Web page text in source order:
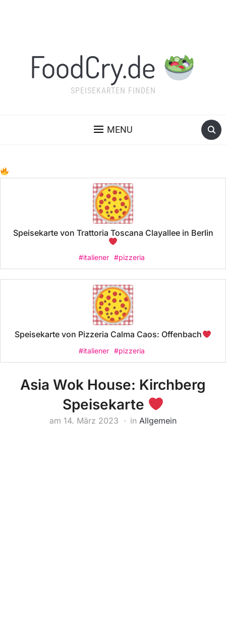
FoodCry.de
SPEISEKARTEN FINDEN
MENU
Speisekarte von Trattoria Toscana Clayallee in Berlin
#italiener #pizzeria
Speisekarte von Pizzeria Calma Caos: Offenbach
#italiener #pizzeria
Asia Wok House: Kirchberg
Speisekarte
am 14. März 2023 in Allgemein